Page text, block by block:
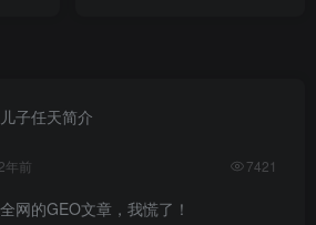
子任天简介
2年前 7421
网的GEO文章，我慌了！